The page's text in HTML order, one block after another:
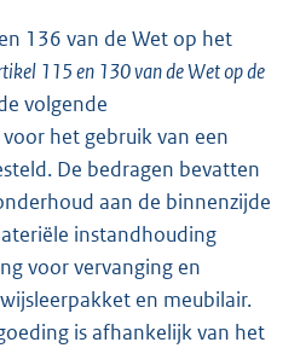
136 van de Wet op het
115 en 130 van de Wet op de
volgende
het gebruik van een
De bedragen bevatten
aan de binnenzijde
instandhouding
voor vervanging en
en meubilair.
is afhankelijk van het